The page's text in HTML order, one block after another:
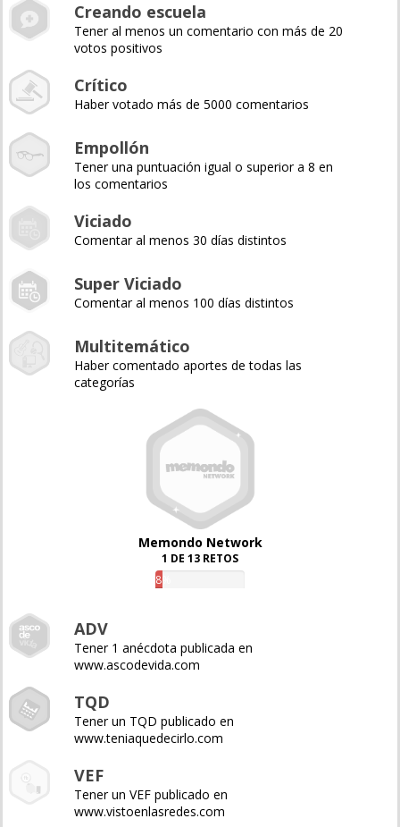
Creando escuela
Tener al menos un comentario con más de 20
votos positivos
Crítico
Haber votado más de 5000 comentarios
Empollón
Tener una puntuación igual o superior a 8 en
los comentarios
Viciado
Comentar al menos 30 días distintos
Super Viciado
Comentar al menos 100 días distintos
Multitemático
Haber comentado aportes de todas las
categorías
Memondo Network
1 DE 13 RETOS
8%
ADV
Tener 1 anécdota publicada en
www.ascodevida.com
TQD
Tener un TQD publicado en
www.teniaquedecirlo.com
VEF
Tener un VEF publicado en
www.vistoenlasredes.com